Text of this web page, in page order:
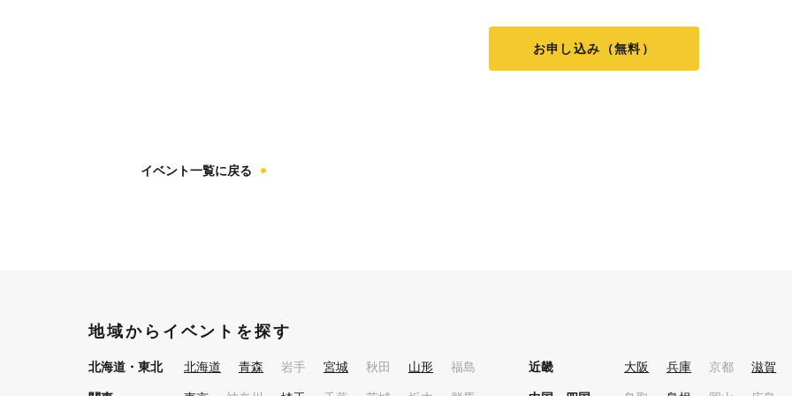
お申し込み（無料）
イベント一覧に戻る
地域からイベントを探す
北海道・東北 北海道 青森 岩手 宮城 秋田 山形 福島 近畿 大阪 兵庫 京都 滋賀